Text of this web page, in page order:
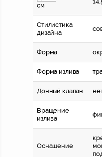
см
Стилистика
дизайна
Форма
Форма излива
Донный клапан
Вращение
излива
Оснащение